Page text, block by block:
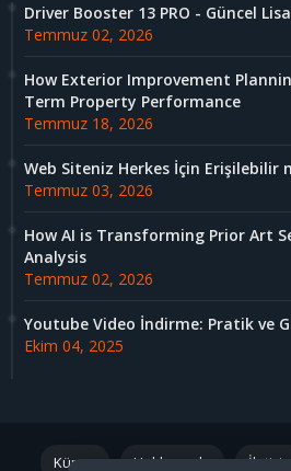
Driver Booster 13 PRO - Güncel
Temmuz 02, 2026
How Exterior Improvement
Term Property Performance
Temmuz 18, 2026
Web Siteniz Herkes İçin Erişilebilir
Temmuz 03, 2026
How AI is Transforming Prior Art
Analysis
Temmuz 02, 2026
Youtube Video İndirme: Pratik ve
Ekim 04, 2025
Künye Hakkımızda